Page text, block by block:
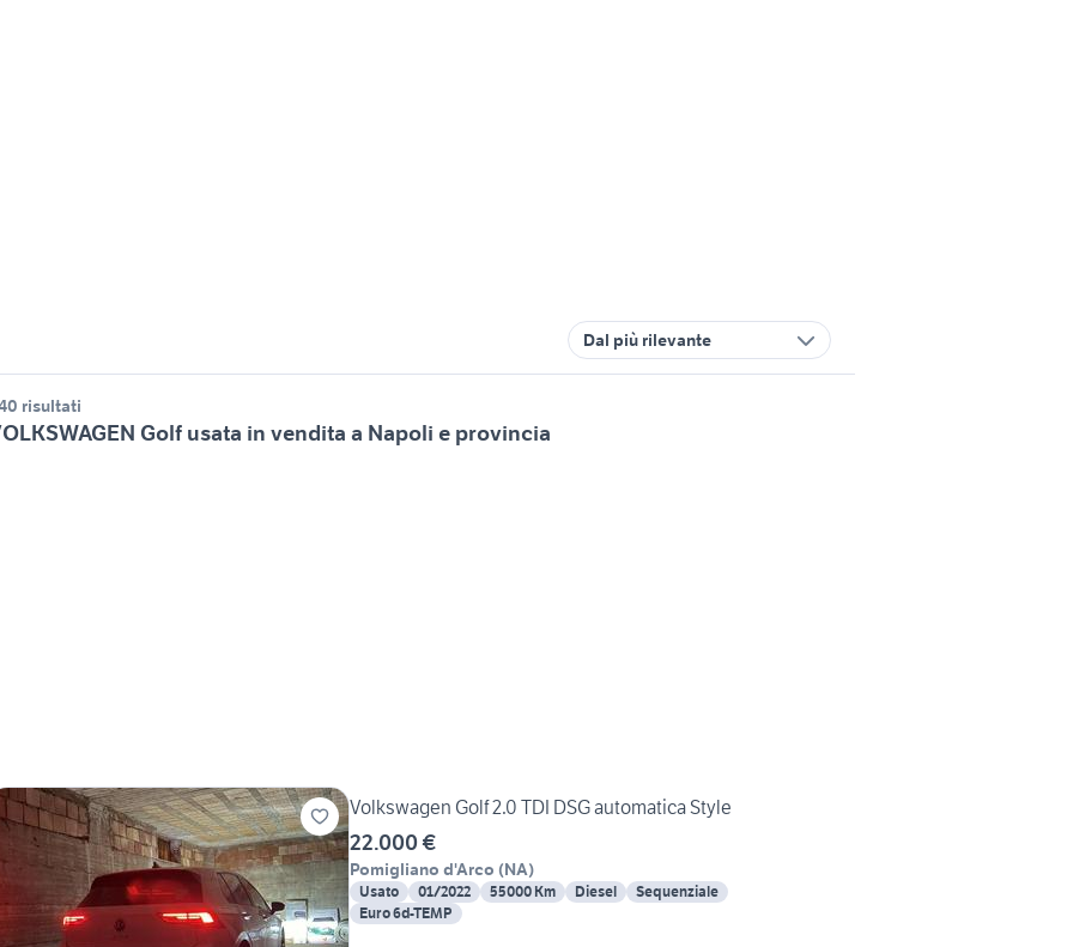
Dal più rilevante
risultati
Golf usata in vendita a Napoli e provincia
Volkswagen Golf 2.0 TDI DSG automatica Style
22.000 €
Pomigliano d'Arco (NA)
Usato 01/2022 55000 Km Diesel
Sequenziale
Euro 6d-TEMP